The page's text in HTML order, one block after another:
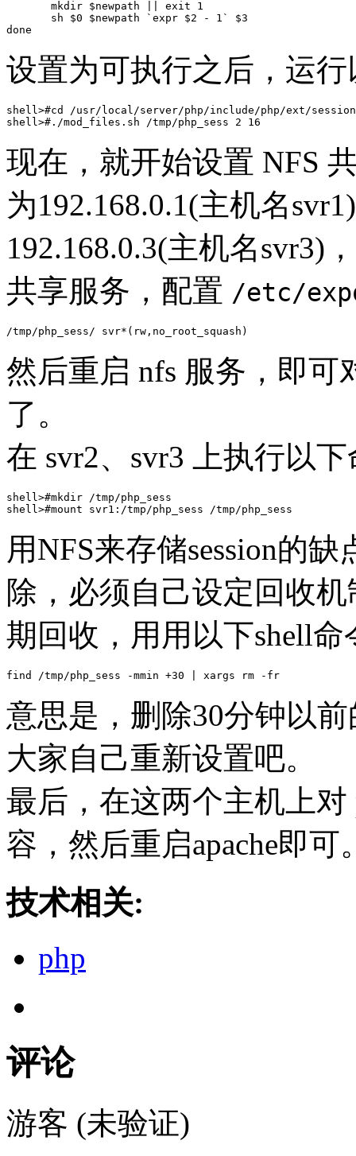
       mkdir $newpath || exit 1
       sh $0 $newpath `expr $2 - 1` $3
设置为可执行之后，运
shell>#cd /usr/local/server/php/include/php/ext/
现在，就开始设置 NFS
为192.168.0.1(主机名
192.168.0.3(主机名svr3)
共享服务，配置 /etc/
然后重启 nfs 服务，即可
了。
在 svr2、svr3 上执行以
shell>#mkdir /tmp/php_sess
用NFS来存储session的
除，必须自己设定回收
期回收，用用以下shell命
意思是，删除30分钟以
大家自己重新设置吧。
最后，在这两个主机上
容，然后重启apache即
技术相关:
php
评论
游客 (未验证)